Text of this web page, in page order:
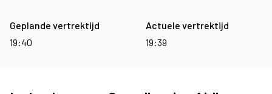
Geplande vertrektijd
19:40
Actuele vertrektijd
19:39